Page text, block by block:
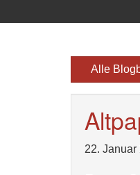
Alle
22. Januar